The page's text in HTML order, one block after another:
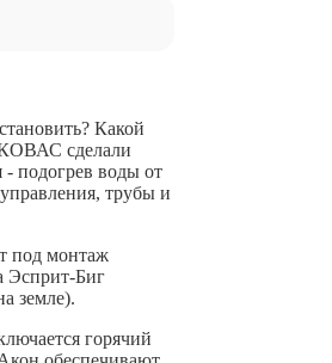
Какой
КОВАС сделали
- подогрев воды от
трубы и
под монтаж
Эсприт-Биг
земле).
горячий